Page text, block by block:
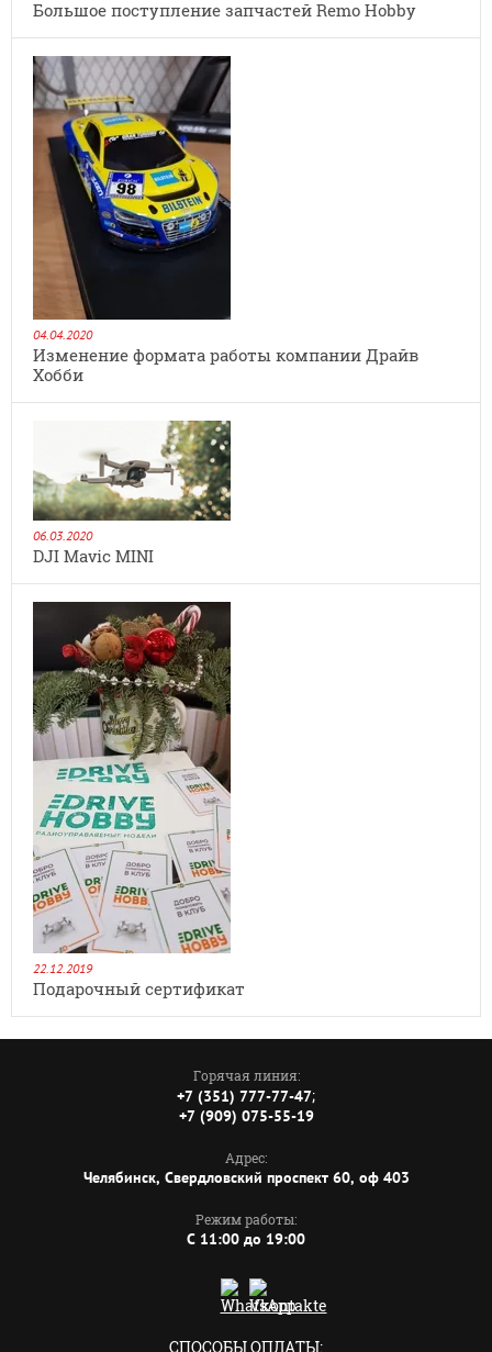
Большое поступление запчастей Remo Hobby
04.04.2020
Изменение формата работы компании Драйв
Хобби
06.03.2020
DJI Mavic MINI
22.12.2019
Подарочный сертификат
Горячая линия:
+7 (351) 777-77-47;
+7 (909) 075-55-19
Адрес:
Челябинск, Свердловский проспект 60, оф 403
Режим работы:
C 11:00 до 19:00
СПОСОБЫ ОПЛАТЫ: